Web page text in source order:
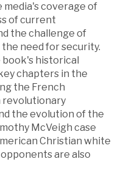
media's coverage of
of current
the challenge of
need for security.
book's historical
chapters in the
the French
revolutionary
the evolution of the
McVeigh case
Christian white
are also